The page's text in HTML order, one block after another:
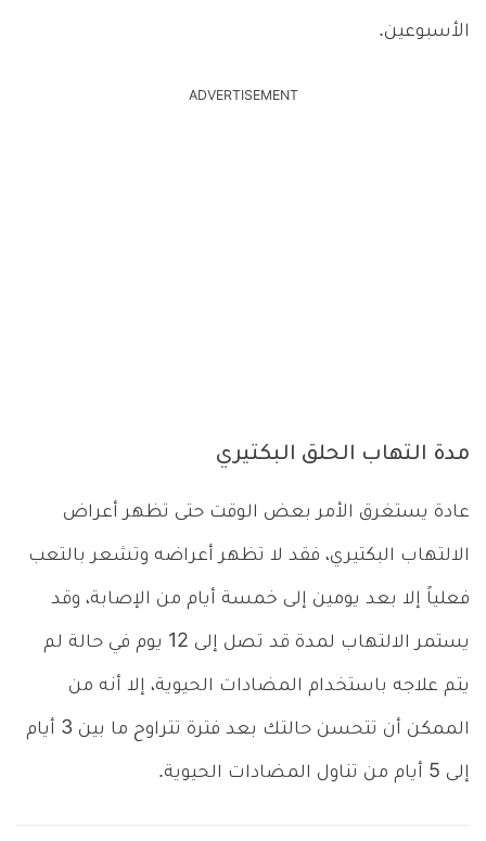
الأسبوعين.
ADVERTISEMENT
مدة التهاب الحلق البكتيري
عادة يستغرق الأمر بعض الوقت حتى تظهر أعراض
الالتهاب البكتيري، فقد لا تظهر أعراضه وتشعر بالتعب
فعلياً إلا بعد يومين إلى خمسة أيام من الإصابة، وقد
يستمر الالتهاب لمدة قد تصل إلى 12 يوم في حالة لم
يتم علاجه باستخدام المضادات الحيوية، إلا أنه من
الممكن أن تتحسن حالتك بعد فترة تتراوح ما بين 3 أيام
إلى 5 أيام من تناول المضادات الحيوية.